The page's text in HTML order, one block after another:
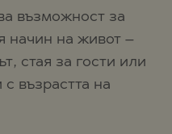
възможност за
начин на живот –
стая за гости или
възрастта на